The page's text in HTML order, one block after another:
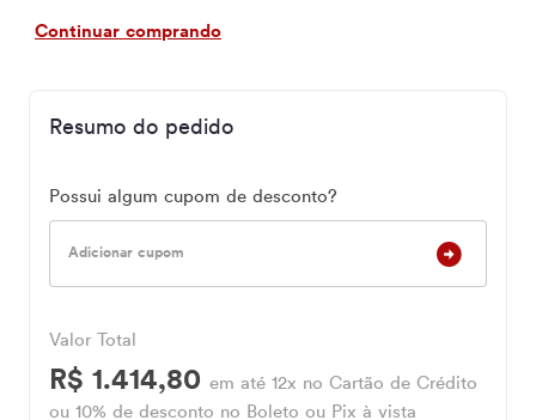
Continuar comprando
Resumo do pedido
Possui algum cupom de desconto?
Adicionar cupom
Valor Total
R$ 1.414,80em até 12x no Cartão de Crédito
ou 10% de desconto no Boleto ou Pix à vista